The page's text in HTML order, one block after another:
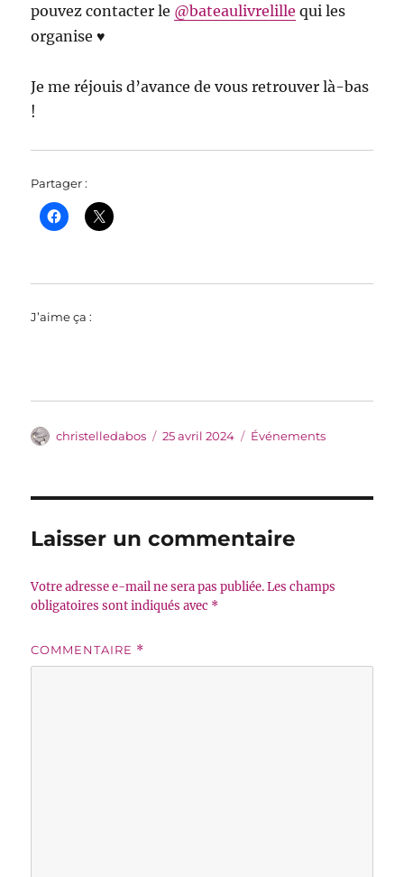
pouvez contacter le @bateaulivrelille qui les
organise ♥
Je me réjouis d’avance de vous retrouver là-bas
!
Partager :
J’aime ça :
Auteur
christelledabos
Publié
25 avril 2024 Catégories
Événements
Laisser un commentaire
Votre adresse e-mail ne sera pas publiée. Les champs
obligatoires sont indiqués avec *
COMMENTAIRE *